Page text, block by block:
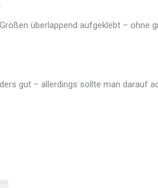
überlappend aufgeklebt – ohne
gut – allerdings sollte man darauf